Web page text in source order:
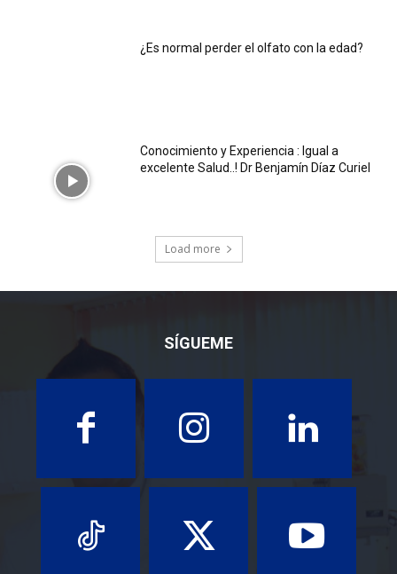
¿Es normal perder el olfato con la edad?
Conocimiento y Experiencia : Igual a
excelente Salud..! Dr Benjamín Díaz Curiel
Load more
SÍGUEME